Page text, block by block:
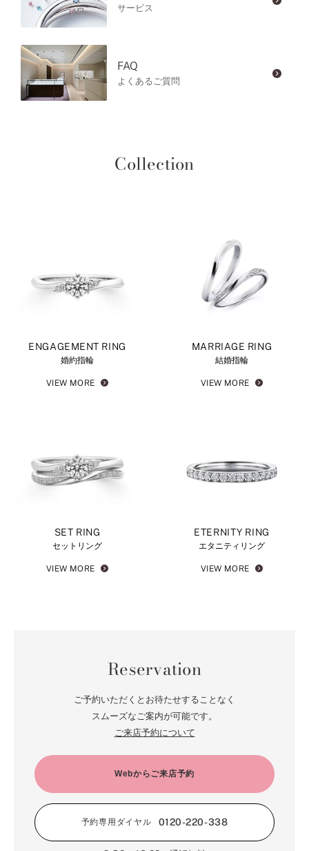
サービス
FAQ
よくあるご質問
Collection
ENGAGEMENT RING
婚約指輪
VIEW MORE
MARRIAGE RING
結婚指輪
VIEW MORE
SET RING
セットリング
VIEW MORE
ETERNITY RING
エタニティリング
VIEW MORE
Reservation
ご予約いただくとお待たせすることなく
スムーズなご案内が可能です。
ご来店予約について
Webからご来店予約
予約専用ダイヤル 0120-220-338